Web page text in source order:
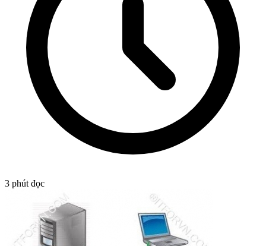
3 phút đọc